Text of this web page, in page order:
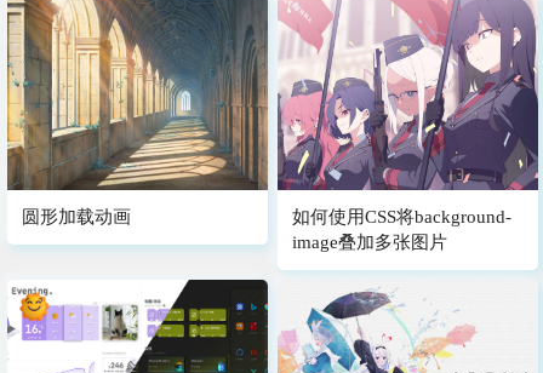
圆形加载动画
如何使用CSS将background-
image叠加多张图片